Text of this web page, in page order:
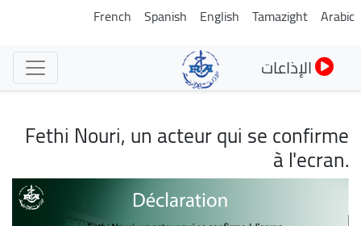
تجاوز
Arabic
Tamazight
English
Spanish
French
الإذاعات
Fethi Nouri, un acteur qui se confirme
à l'ecran.
الصورة